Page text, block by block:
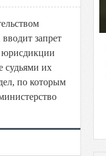
запрет
юрисдикции
судьями их
по которым